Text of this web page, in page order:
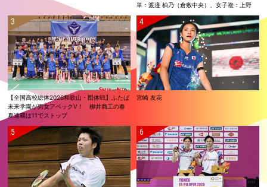
単：渡邉 柚乃（倉敷中央）、女子複：上野
覇！
【全国高校総体2026和歌山・団体戦】ふたば
未来学園が男女アベックV！ 柳井商工の春
夏連覇は11でストップ
宮崎 友花